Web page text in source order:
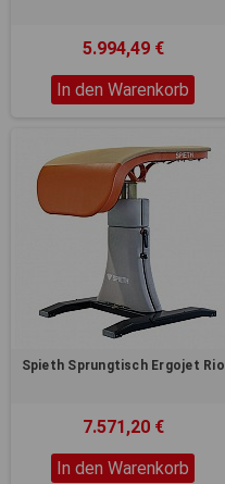
5.994,49 €
In den Warenkorb
Spieth Sprungtisch Ergojet Rio
7.571,20 €
In den Warenkorb